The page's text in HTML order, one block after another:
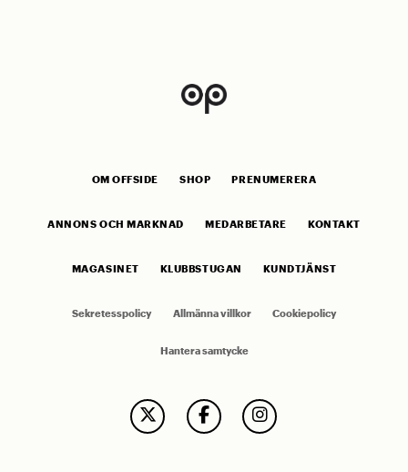
OM OFFSIDE SHOP PRENUMERERA
ANNONS OCH MARKNAD MEDARBETARE KONTAKT
MAGASINET KLUBBSTUGAN KUNDTJÄNST
Sekretesspolicy Allmänna villkor Cookiepolicy
Hantera samtycke